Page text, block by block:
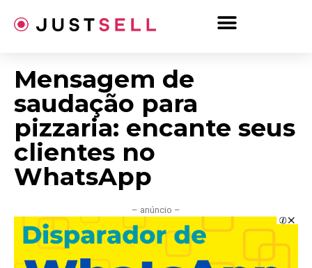
para
Mensagem de
saudação para
pizzaria: encante seus
clientes no
WhatsApp
– anúncio –